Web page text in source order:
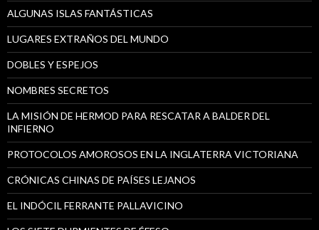
ALGUNAS ISLAS FANTÁSTICAS
LUGARES EXTRAÑOS DEL MUNDO
DOBLES Y ESPEJOS
NOMBRES SECRETOS
LA MISIÓN DE HERMOD PARA RESCATAR A BALDER DEL
INFIERNO
PROTOCOLOS AMOROSOS EN LA INGLATERRA VICTORIANA
CRÓNICAS CHINAS DE PAÍSES LEJANOS
EL INDÓCIL FERRANTE PALLAVICINO